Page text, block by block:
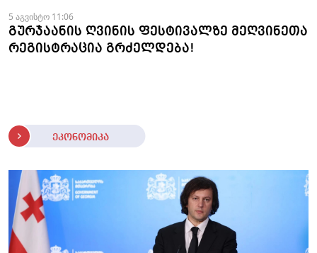
5 აგვისტო 11:06
გურჯაანის ღვინის ფესტივალზე მეღვინეთა
რეგისტრაცია გრძელდება!
ეკონომიკა